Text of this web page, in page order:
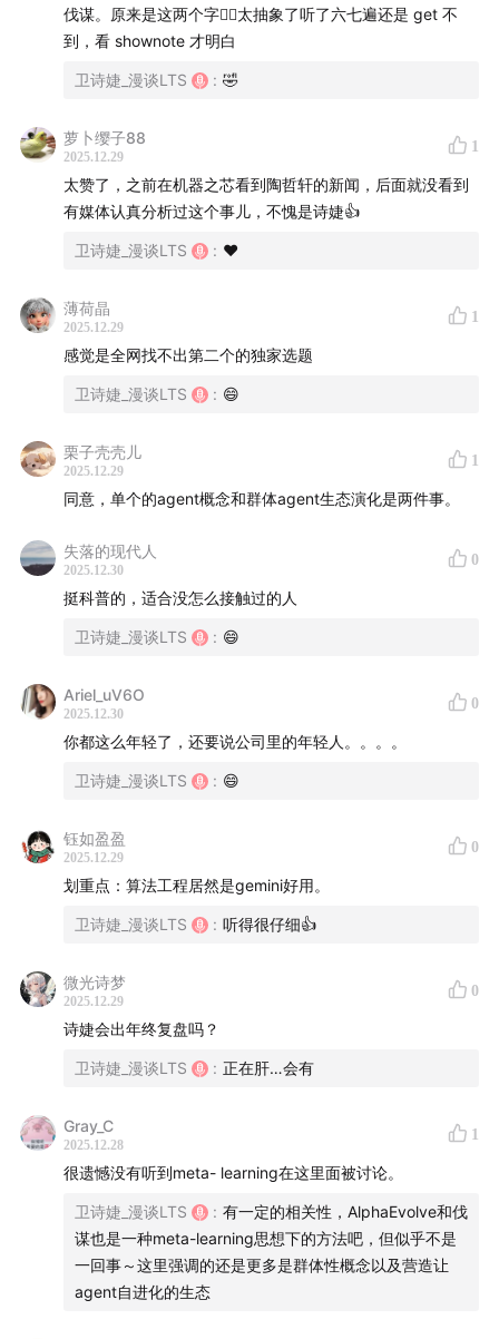
本期嘉宾： 李安南 （百度伐谋产品负责人）
本期Shownotes：
安南的个人履历-清华自动化毕业，从CV（计算机
视觉）到大模型
算法的演进史：从机器学习，到算法智能体自演化
什么是算法？
算法的四阶段：基础算法、概率与搜索算法、机器学习
与深度学习、大模型与智能体自演化
机器学习是靠数据驱动的
从机器学习到深度学习：神经网络结构越来越深
人脸识别，就是一种算法
过去的算法优化更多是「一次性」，Agent生态能打造
「持续进化」
5月谷歌推出Alpha Evolve，一种基于大模型的进化算
数学家陶哲轩，用 Alpha Evolve 破解了世界级难题
Erdos#1026
谷歌的Alpha Evolve 主要用于科研，而中国百度伐谋
瞄准了产业界
产业界里，藏着哪些机会？
算法所在的场景，都是高价值场景：如滴滴的大数据算
13:16 Why now？大模型驱动算法自进化，为什么是现
技术的转折点是什么时候？
推理能力，为算法Agent 自进化打底
伐谋。原来是这两个字🤦‍♂️太抽象了听了六七遍还是 get 不
到，看 shownote 才明白
卫诗婕_漫谈LTS : 🤣
萝卜缨子88
2025.12.29
1
太赞了，之前在机器之芯看到陶哲轩的新闻，后面就没看到
有媒体认真分析过这个事儿，不愧是诗婕👍
卫诗婕_漫谈LTS : ❤️
薄荷晶
2025.12.29
1
感觉是全网找不出第二个的独家选题
卫诗婕_漫谈LTS : 😄
栗子壳壳儿
2025.12.29
1
同意，单个的agent概念和群体agent生态演化是两件事。
失落的现代人
2025.12.30
0
挺科普的，适合没怎么接触过的人
卫诗婕_漫谈LTS : 😄
Ariel_uV6O
2025.12.30
0
你都这么年轻了，还要说公司里的年轻人。。。。
卫诗婕_漫谈LTS : 😄
钰如盈盈
2025.12.29
0
划重点：算法工程居然是gemini好用。
卫诗婕_漫谈LTS : 听得很仔细👍
微光诗梦
2025.12.29
0
诗婕会出年终复盘吗？
卫诗婕_漫谈LTS : 正在肝…会有
Gray_C
2025.12.28
1
很遗憾没有听到meta- learning在这里面被讨论。
卫诗婕_漫谈LTS : 有一定的相关性，AlphaEvolve和伐
谋也是一种meta-learning思想下的方法吧，但似乎不是
一回事～这里强调的还是更多是群体性概念以及营造让
agent自进化的生态